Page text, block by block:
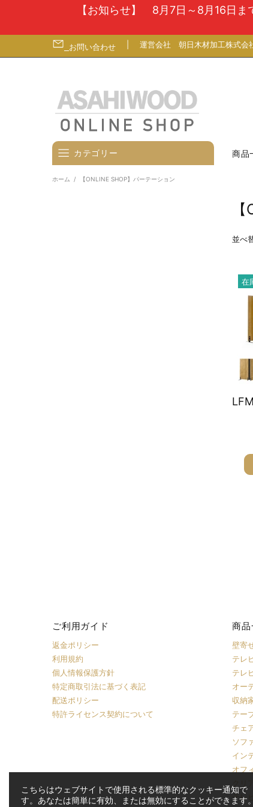
【お知らせ】 8月7日～8月16日ま
お問い合わせ 運営会社 朝日木材加工株式会
カテゴリー
壁寄せテレビスタンド
商品
ホーム 【ONLINE SHOP】パーテーション
並べ
在
ご利用ガイド
返金ポリシー
利用規約
個人情報保護方針
特定商取引法に基づく表記
配送ポリシー
特許ライセンス契約について
商品
壁寄
テレ
テレ
オー
収納
テー
チェ
ソフ
イン
オフ
ク
テレ
こちらはウェブサイトで使用される標準的なクッキー通知で
す。あなたは簡単に有効、または無効にすることができます。